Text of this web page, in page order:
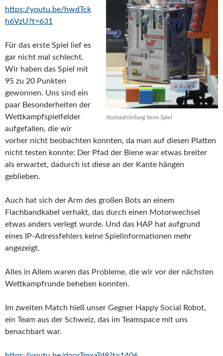
Startaufstellung beim Spiel
https://youtu.be/hwdTck
h6VzU?t=631
Für das erste Spiel lief es
gar nicht mal schlecht.
Wir haben das Spiel mit
95 zu 20 Punkten
gewonnen. Uns sind ein
paar Besonderheiten der
Wettkampfspielfelder
aufgefallen, die wir
vorher nicht beobachten konnten, da man auf diesen Platten
nicht testen konnte: Der Pfad der Biene war etwas breiter
als erwartet, dadurch ist diese an der Kante hängen
geblieben.
Auch hat sich der Arm des großen Bots an einem
Flachbandkabel verhakt, das durch einen Motorwechsel
etwas anders verlegt wurde. Und das HAP hat aufgrund
eines IP-Adressfehlers keine Spielinformationen mehr
angezeigt.
Alles in Allem waren das Probleme, die wir vor der nächsten
Wettkampfrunde beheben konnten.
Im zweiten Match hieß unser Gegner Happy Social Robot,
ein Team aus der Schweiz, das im Teamspace mit uns
benachbart war.